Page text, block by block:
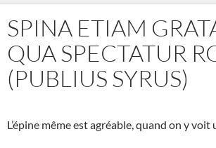
SPINA ETIAM
QUA SPECTATUR
(PUBLIUS SYRUS)
L’épine même est agréable, quand on y voit